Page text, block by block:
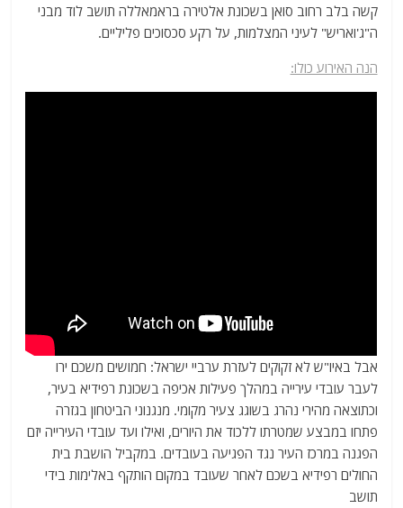
קשה בלב רחוב סואן בשכונת אלטירה בראמאללה תושב לוד מבני
ה"ג'ואריש" לעיני המצלמות, על רקע סכסוכים פליליים.
הנה האירוע כולו:
אבל באיו"ש לא זקוקים לעזרת ערביי ישראל: חמושים משכם ירו
לעבר עובדי עירייה במהלך פעילות אכיפה בשכונת רפידיא בעיר,
וכתוצאה מהירי נהרג בשוגג צעיר מקומי. מנגנוני הביטחון בגזרה
פתחו במבצע שמטרתו ללכוד את היורים, ואילו ועד עובדי העירייה יזם
הפגנה במרכז העיר נגד הפגיעה בעובדים. במקביל הושבת בית
החולים רפידיא בשכם לאחר שעובד במקום הותקף באלימות בידי
תושב